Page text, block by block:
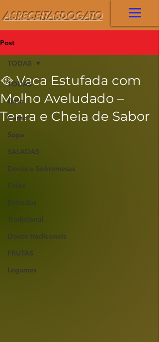
ASRECEITASDOGATO
Post
TODAS
Gato
Carne
Sopa
SALADAS
Doces e Sobremesas
Peixe
Entradas
Tradicional
Doces tradiconais
FRUTAS
Legumes
TODAS
🥘 Vaca Estufada com
Molho Aveludado –
Tenra e Cheia de Sabor